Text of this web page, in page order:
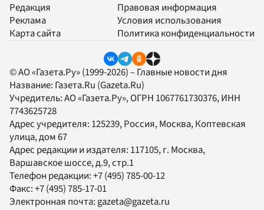
Редакция
Реклама
Карта сайта
Правовая информация
Условия использования
Политика конфиденциальности
© АО «Газета.Ру» (1999-2026) – Главные новости дня
Название: Газета.Ru (Gazeta.Ru)
Учредитель:АО «Газета.Ру», ОГРН 1067761730376, ИНН
7743625728
Адрес учредителя: 125239, Россия, Москва, Коптевская
улица, дом 67
Адрес редакции и издателя: 117105, г. Москва,
Варшавское шоссе, д.9, стр.1
Телефон редакции:+7 (495) 785-00-12
Факс:+7 (495) 785-17-01
Электронная почта:gazeta@gazeta.ru